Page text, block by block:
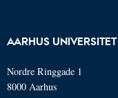
AARHUS UNIVERSITET
Nordre Ringgade 1
8000 Aarhus